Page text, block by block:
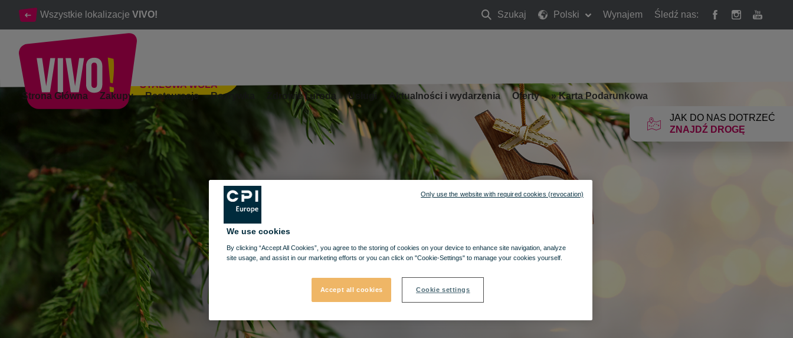
Wszystkie lokalizacje VIVO! Szukaj
Szukaj
Polski Wynajem Śledź nas:
JAK DO NAS DOTRZEĆ
ZNAJDŹ DROGĘ
Stalowa Wola
STALOWA WOLA
Strona Główna Zakupy Restauracje Rozrywka Zdrowie i uroda Usługi Aktualności i wydarzenia Oferty »Karta Podarunkowa
Świąteczne melodie w VIVO! - 22.12.2023, vivo stalowa wola,
We use cookies
By clicking “Accept All Cookies”, you agree to the storing of cookies on your device to enhance site navigation, analyze
site usage, and assist in our marketing efforts or you can click on "Cookie-Settings" to manage your cookies yourself.
Accept all cookies Cookie settings
Only use the website with required cookies (revocation)